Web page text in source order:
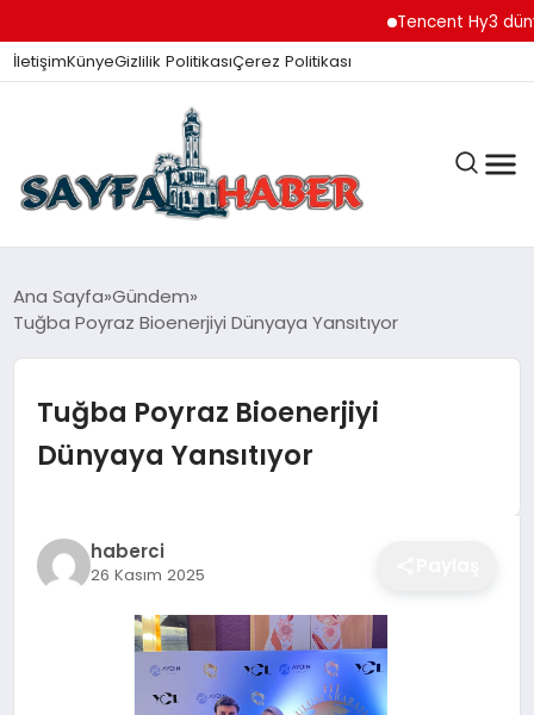
Tencent Hy3 dünya
İletişimKünyeGizlilik PolitikasıÇerez Politikası
ANA SAYFA
İZMIR HABERLERI
EĞITIM
Ana Sayfa Gündem
Tuğba Poyraz Bioenerjiyi Dünyaya Yansıtıyor
Tuğba Poyraz Bioenerjiyi
Dünyaya Yansıtıyor
haberci
26 Kasım 2025